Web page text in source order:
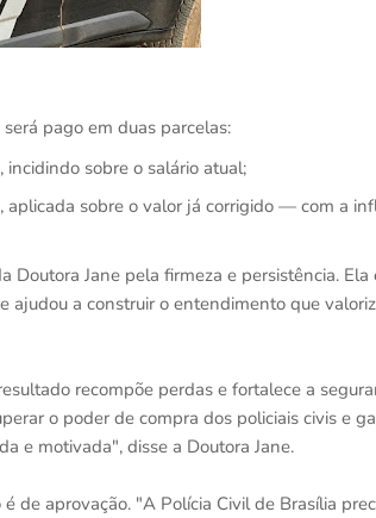
pago em duas parcelas:
sobre o salário atual;
aplicada sobre o valor já corrigido — com a
Doutora Jane pela firmeza e persistência.
ajudou a construir o entendimento que
recompõe perdas e fortalece a
o poder de compra dos policiais civis e
e motivada", disse a Doutora Jane.
de aprovação. "A Polícia Civil de Brasília